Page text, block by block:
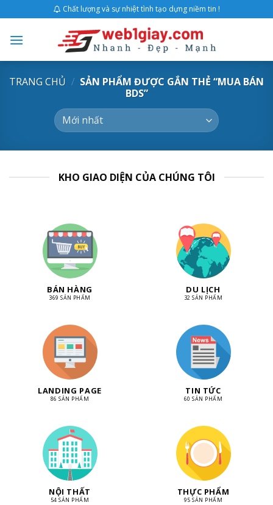
content
Chất lượng và sự nhiệt tình tạo dựng niềm tin !
TRANG CHỦ / SẢN PHẨM ĐƯỢC GẮN THẺ “MUA BÁN
BDS”
KHO GIAO DIỆN CỦA CHÚNG TÔI
BÁN HÀNG
369 SẢN PHẨM
DU LỊCH
32 SẢN PHẨM
LANDING PAGE
86 SẢN PHẨM
TIN TỨC
60 SẢN PHẨM
NỘI THẤT
54 SẢN PHẨM
THỰC PHẨM
95 SẢN PHẨM